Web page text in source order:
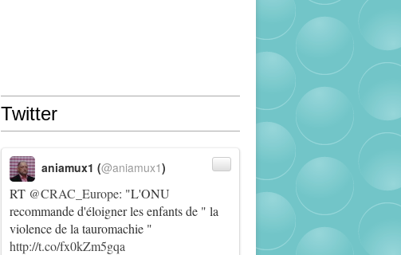
Twitter
RT @CRAC_Europe: "L'ONU
recommande d'éloigner les enfants de " la
violence de la tauromachie "
http://t.co/fx0kZm5gqa
aniamux1 (@aniamux1)